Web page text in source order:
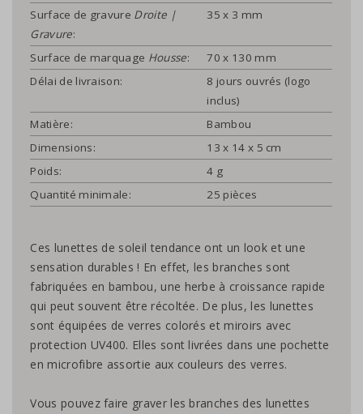
Surface de gravure Droite |
Gravure:
35 x 3 mm
Surface de marquage Housse:
70 x 130 mm
Délai de livraison:
8 jours ouvrés (logo
inclus)
Matière:
Bambou
Dimensions:
13 x 14 x 5 cm
Poids:
4 g
Quantité minimale:
25 pièces
Ces lunettes de soleil tendance ont un look et une
sensation durables ! En effet, les branches sont
fabriquées en bambou, une herbe à croissance rapide
qui peut souvent être récoltée. De plus, les lunettes
sont équipées de verres colorés et miroirs avec
protection UV400. Elles sont livrées dans une pochette
en microfibre assortie aux couleurs des verres.
Vous pouvez faire graver les branches des lunettes